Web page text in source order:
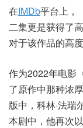
在IMDb平台上，
二集更是获得了
对于该作品的高度
作为2022年电影
了原作中那种浓
版中，科林·法瑞
本剧中，他再次